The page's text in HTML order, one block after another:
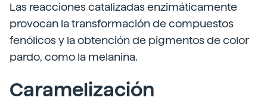
Las reacciones catalizadas enzimáticamente
provocan la transformación de compuestos
fenólicos y la obtención de pigmentos de color
pardo, como la melanina.
Caramelización